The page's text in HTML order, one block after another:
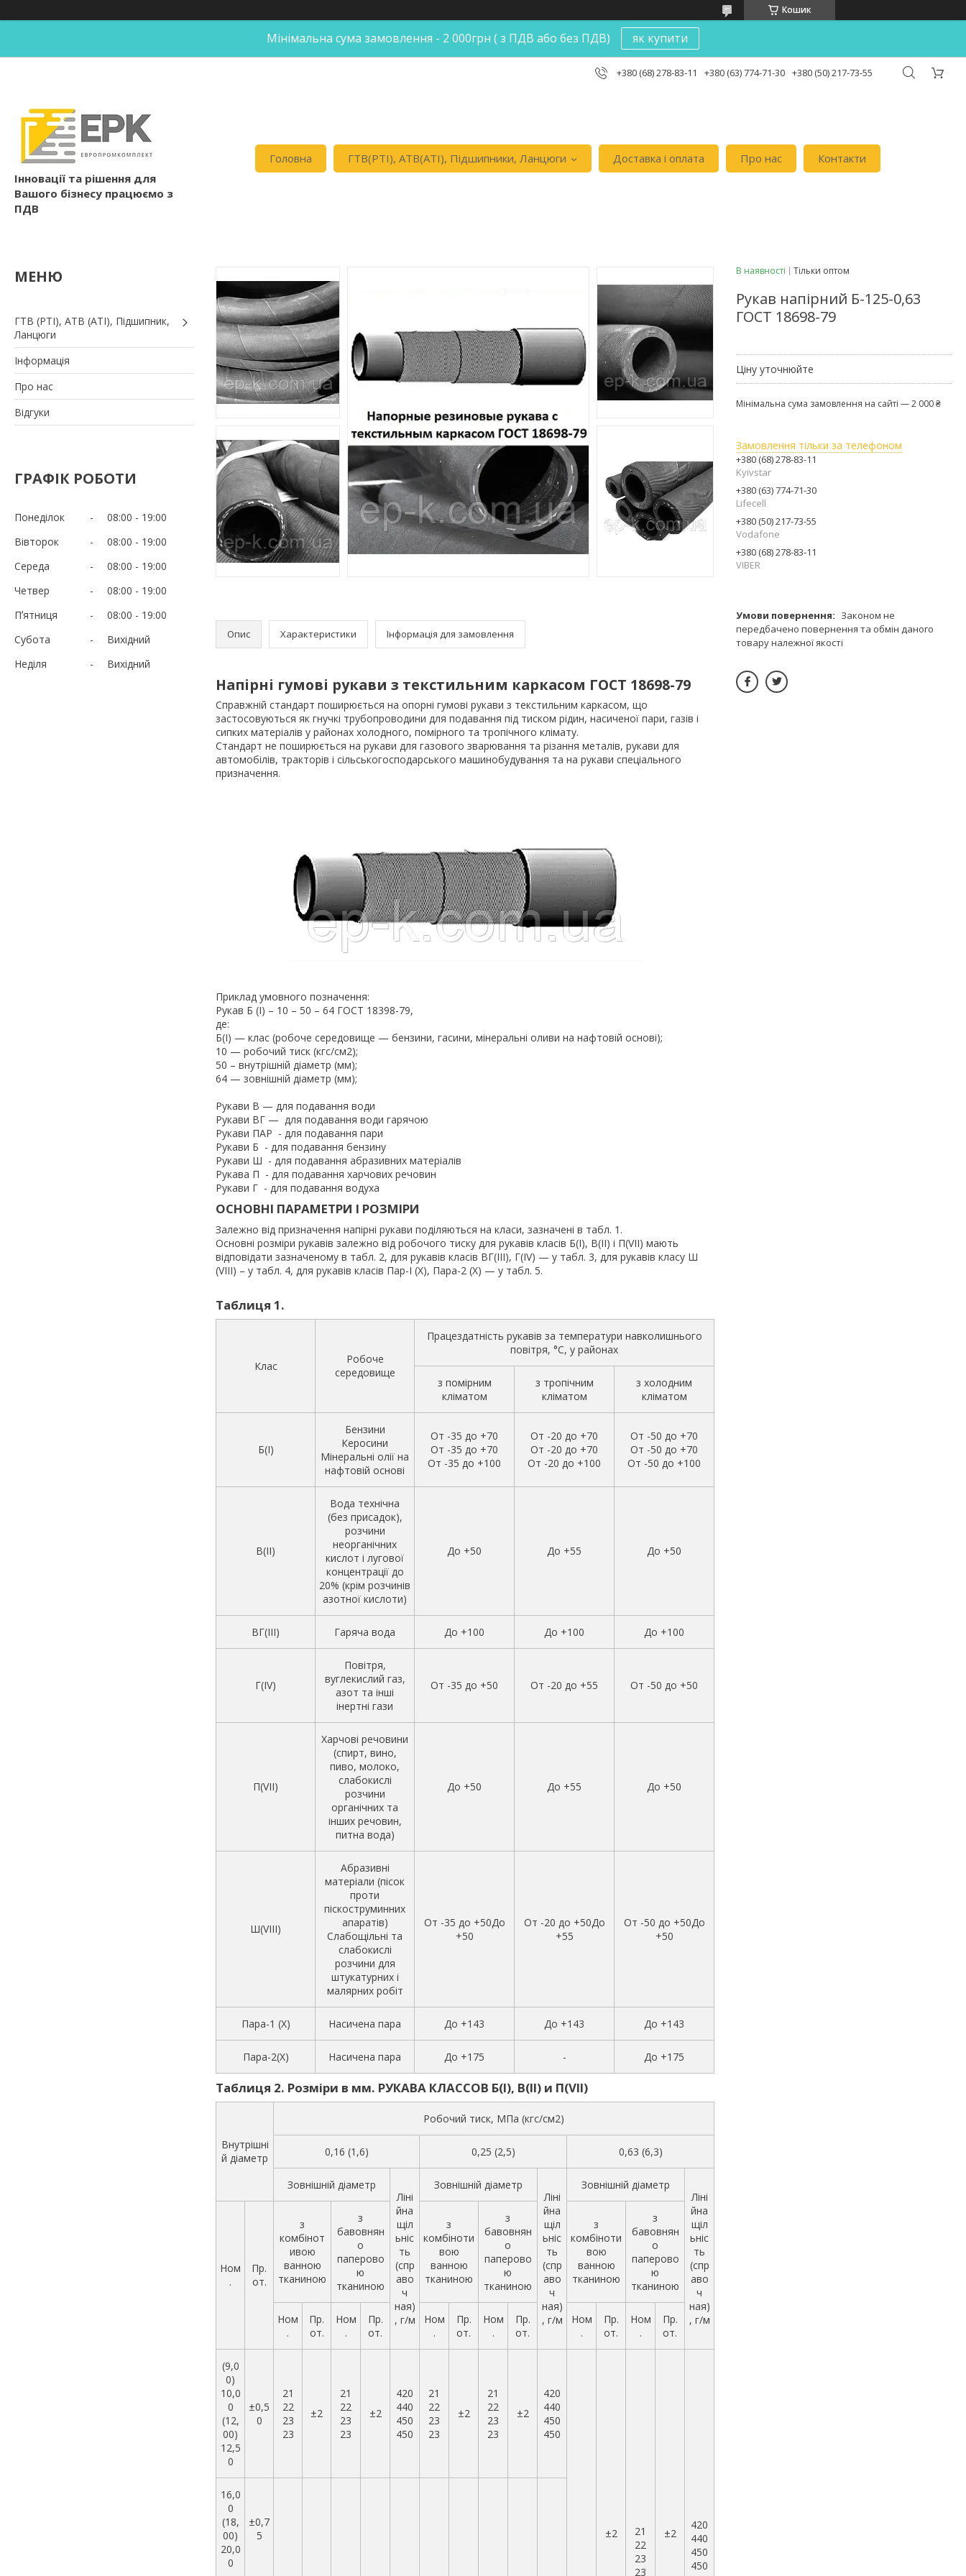
Кошик
Мінімальна сума замовлення - 2 000грн ( з ПДВ або без ПДВ) як купити
+380 (68) 278-83-11 +380 (63) 774-71-30 +380 (50) 217-73-55
Інновації та рішення для
Вашого бізнесу працюємо з
ПДВ
Головна ГТВ(РТI), АТВ(АТI), Пiдшипники, Ланцюги Доставка i оплата Про нас Контакти
ГТВ (РТI), АТВ (АТI), Пiдшипник,
Ланцюги
Iнформація
Про нас
Вiдгуки
ГРАФІК РОБОТИ
Понеділок 08:00
19:00
Вівторок
08:00
19:00
Середа
08:00
19:00
Четвер
08:00
19:00
Пʼятниця
08:00
19:00
Субота
Вихідний
Неділя
Вихідний
Опис Характеристики Інформація для замовлення
Напірні гумові рукави з текстильним каркасом ГОСТ 18698-79
Справжній стандарт поширюється на опорні гумові рукави з текстильним каркасом, що
застосовуються як гнучкі трубопроводини для подавання під тиском рідин, насиченої пари, газів і
сипких матеріалів у районах холодного, помірного та тропічного клімату.
Стандарт не поширюється на рукави для газового зварювання та різання металів, рукави для
автомобілів, тракторів і сільськогосподарського машинобудування та на рукави спеціального
призначення.
Приклад умовного позначення:
Рукав Б (I) – 10 – 50 – 64 ГОСТ 18398-79,
де:
Б(I) — клас (робоче середовище — бензини, гасини, мінеральні оливи на нафтовій основі);
10 — робочий тиск (кгс/см2);
50 – внутрішній діаметр (мм);
64 — зовнішній діаметр (мм);
Рукави В — для подавання води
Рукави ВГ — для подавання води гарячою
Рукави ПАР - для подавання пари
Рукави Б - для подавання бензину
Рукави Ш - для подавання абразивних матеріалів
Рукава П - для подавання харчових речовин
Рукави Г - для подавання водуха
ОСНОВНІ ПАРАМЕТРИ І РОЗМІРИ
Залежно від призначення напірні рукави поділяються на класи, зазначені в табл. 1.
Основні розміри рукавів залежно від робочого тиску для рукавів класів Б(I), В(II) і П(VII) мають
відповідати зазначеному в табл. 2, для рукавів класів ВГ(III), Г(IV) — у табл. 3, для рукавів класу Ш
(VIII) – у табл. 4, для рукавів класів Пар-I (X), Пара-2 (X) — у табл. 5.
Таблиця 1.
Клас
Робоче
середовище
Працездатність рукавів за температури навколишнього
повітря, °C, у районах
з помірним
кліматом
з тропічним
кліматом
з холодним
кліматом
Б(I)
Бензини
Керосини
Мінеральні олії на
нафтовій основі
От -35 до +70
От -35 до +70
От -35 до +100
От -20 до +70
От -20 до +70
От -20 до +100
От -50 до +70
От -50 до +70
От -50 до +100
В(II)
Вода технічна
(без присадок),
розчини
неорганічних
кислот і лугової
концентрації до
20% (крім розчинів
азотної кислоти)
До +50 До +55 До +50
ВГ(III) Гаряча вода До +100 До +100 До +100
Г(IV)
Повітря,
вуглекислий газ,
азот та інші
інертні гази
От -35 до +50 От -20 до +55 От -50 до +50
П(VII)
Харчові речовини
(спирт, вино,
пиво, молоко,
слабокислі
розчини
органічних та
інших речовин,
питна вода)
До +50 До +55 До +50
Ш(VIII)
Абразивні
матеріали (пісок
проти
піскоструминних
апаратів)
Слабощільні та
слабокислі
розчини для
штукатурних і
малярних робіт
От -35 до +50До
+50
От -20 до +50До
+55
От -50 до +50До
+50
Пара-1 (X) Насичена пара До +143 До +143 До +143
Пара-2(X) Насичена пара До +175 - До +175
Таблиця 2. Розміри в мм. РУКАВА КЛАССОВ Б(I), В(II) и П(VII)
Внутрішні
й діаметр
Робочий тиск, МПа (кгс/см2)
0,16 (1,6) 0,25 (2,5) 0,63 (6,3)
Зовнішній діаметр
Ліні
йна
щіл
ьніс
ть
(спр
аво
ч
ная)
, г/м
Зовнішній діаметр
Ліні
йна
щіл
ьніс
ть
(спр
аво
ч
ная)
, г/м
Зовнішній діаметр
Ліні
йна
щіл
ьніс
ть
(спр
аво
ч
ная)
, г/м
Ном
.
Пр.
от.
з
комбінот
ивою
ванною
тканиною
з
бавовнян
о
паперово
ю
тканиною
з
комбіноти
вою
ванною
тканиною
з
бавовнян
о
паперово
ю
тканиною
з
комбіноти
вою
ванною
тканиною
з
бавовнян
о
паперово
ю
тканиною
Ном
.
Пр.
от.
Ном
.
Пр.
от.
Ном
.
Пр.
от.
Ном
.
Пр.
от.
Ном
.
Пр.
от.
Ном
.
Пр.
от.
(9,0
0)
10,0
0
(12,
00)
12,5
0
±0,5
0
21
22
23
23
±2
21
22
23
23
±2
420
440
450
450
21
22
23
23
±2
21
22
23
23
±2
420
440
450
450
±2
21
22
23
23
±2
420
440
450
450
16,0
0
(18,
00)
20,0
0
±0,7
5
В наявності Тільки оптом
Рукав напірний Б-125-0,63
ГОСТ 18698-79
Ціну уточнюйте
Мінімальна сума замовлення на сайті — 2 000 ₴
Замовлення тільки за телефоном
+380 (68) 278-83-11
Kyivstar
+380 (63) 774-71-30
Lifecell
+380 (50) 217-73-55
Vodafone
+380 (68) 278-83-11
VIBER
Законом не
передбачено повернення та обмін даного
товару належної якості